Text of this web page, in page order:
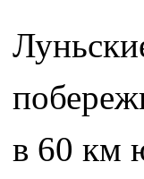
в 60 км